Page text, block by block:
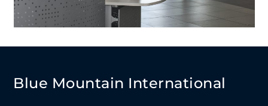
Blue Mountain International